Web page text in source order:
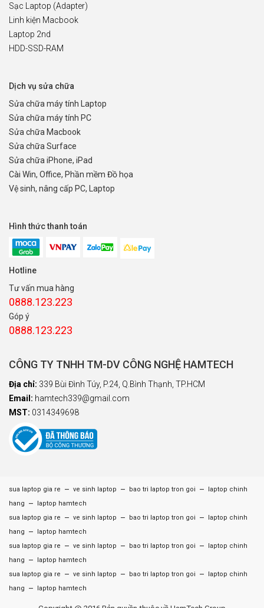
Sạc Laptop (Adapter)
Linh kiện Macbook
Laptop 2nd
HDD-SSD-RAM
Dịch vụ sửa chữa
Sửa chữa máy tính Laptop
Sửa chữa máy tính PC
Sửa chữa Macbook
Sửa chữa Surface
Sửa chữa iPhone, iPad
Cài Win, Office, Phần mềm Đồ họa
Vệ sinh, nâng cấp PC, Laptop
Hình thức thanh toán
Hotline
Tư vấn mua hàng
0888.123.223
Góp ý
0888.123.223
CÔNG TY TNHH TM-DV CÔNG NGHỆ HAMTECH
Địa chỉ: 339 Bùi Đình Túy, P.24, Q.Bình Thạnh, TP.HCM
Email: hamtech339@gmail.com
MST: 0314349698
sua laptop gia re – ve sinh laptop – bao tri laptop tron goi –
laptop chinh
hang
–
laptop hamtech
sua laptop gia re
– ve sinh laptop – bao tri laptop tron goi –
laptop chinh
hang
–
laptop hamtech
sua laptop gia re
– ve sinh laptop – bao tri laptop tron goi –
laptop chinh
hang
–
laptop hamtech
sua laptop gia re
– ve sinh laptop – bao tri laptop tron goi –
laptop chinh
hang
– laptop hamtech